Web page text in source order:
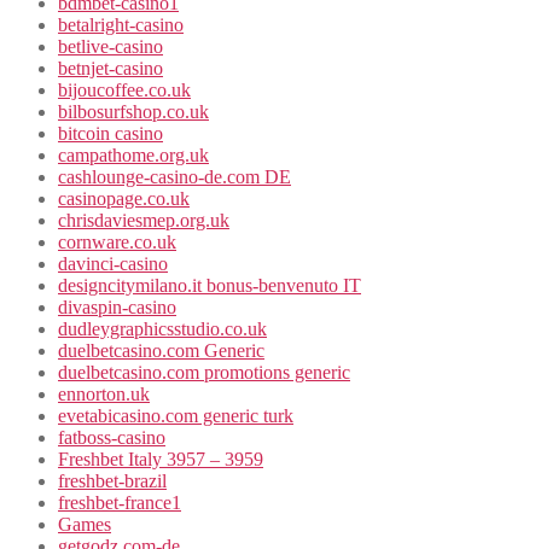
betalright-casino
betlive-casino
betnjet-casino
bijoucoffee.co.uk
bilbosurfshop.co.uk
bitcoin casino
campathome.org.uk
cashlounge-casino-de.com DE
casinopage.co.uk
chrisdaviesmep.org.uk
cornware.co.uk
davinci-casino
designcitymilano.it bonus-benvenuto IT
divaspin-casino
dudleygraphicsstudio.co.uk
duelbetcasino.com Generic
duelbetcasino.com promotions generic
ennorton.uk
evetabicasino.com generic turk
fatboss-casino
Freshbet Italy 3957 – 3959
freshbet-brazil
freshbet-france1
Games